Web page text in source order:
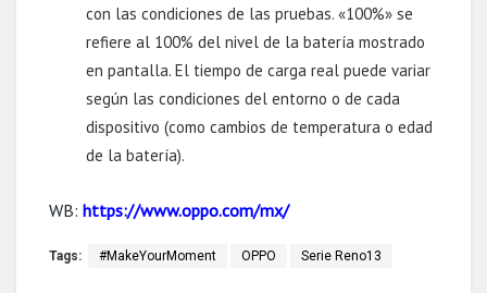
con las condiciones de las pruebas. «100%» se
refiere al 100% del nivel de la batería mostrado
en pantalla. El tiempo de carga real puede variar
según las condiciones del entorno o de cada
dispositivo (como cambios de temperatura o edad
de la batería).
WB: https://www.oppo.com/mx/
Tags: #MakeYourMoment OPPO Serie Reno13